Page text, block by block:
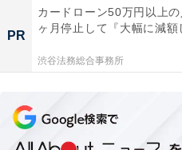
PR
カードローン50万円以上
ヶ月停止して『大幅に減額
渋谷法務総合事務所